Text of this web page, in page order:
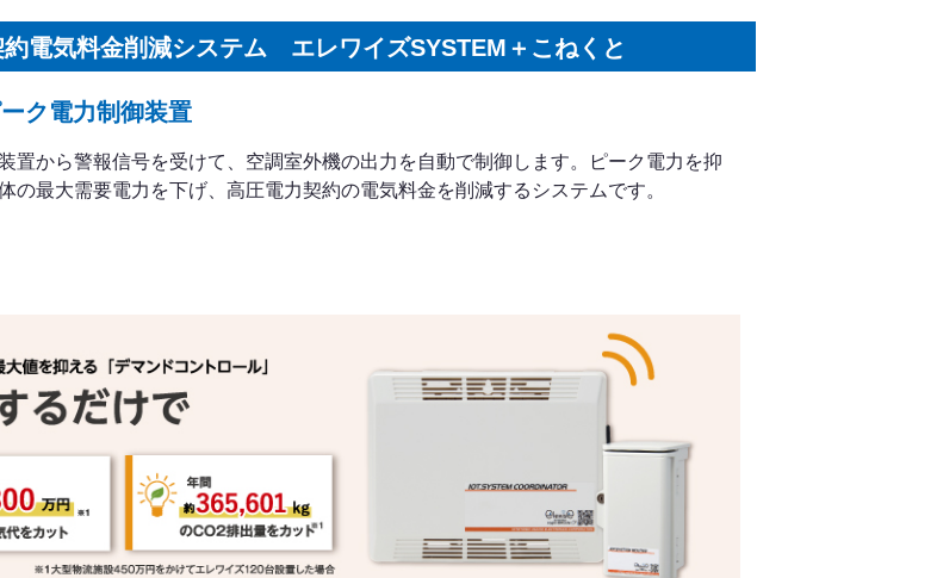
電気料金削減システム エレワイズSYSTEM＋こねくと
ク電力制御装置
置から警報信号を受けて、空調室外機の出力を自動で制御します。ピーク電力を抑
の最大需要電力を下げ、高圧電力契約の電気料金を削減するシステムです。